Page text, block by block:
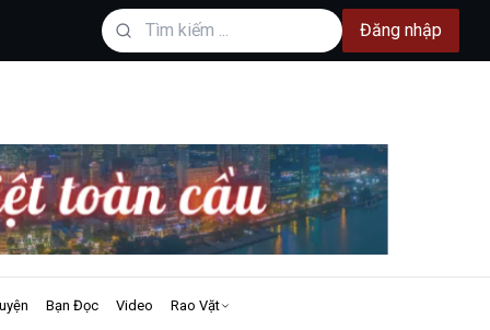
Đăng nhập
Bạn Đọc Video Rao Vặt